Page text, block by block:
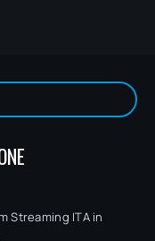
Streaming ITA in